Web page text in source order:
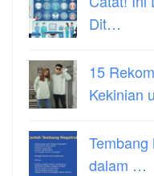
Dit…
15
Kekinian
dalam …